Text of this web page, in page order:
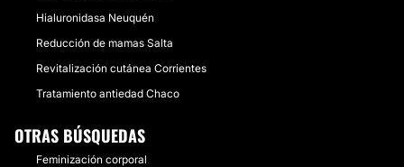
Hialuronidasa Neuquén
Reducción de mamas Salta
Revitalización cutánea Corrientes
Tratamiento antiedad Chaco
OTRAS BÚSQUEDAS
Feminización corporal